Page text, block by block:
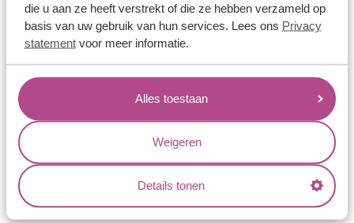
die u aan ze heeft verstrekt of die ze hebben verzameld op
basis van uw gebruik van hun services. Lees ons Privacy
statementvoor meer informatie.
Alles toestaan
Weigeren
Details tonen
Historie
Certificaten
Jouw voordelen
Conflictvrije Materialen
Oneindig veel mogelijkheden
Kwaliteit
Juweliers & Contact